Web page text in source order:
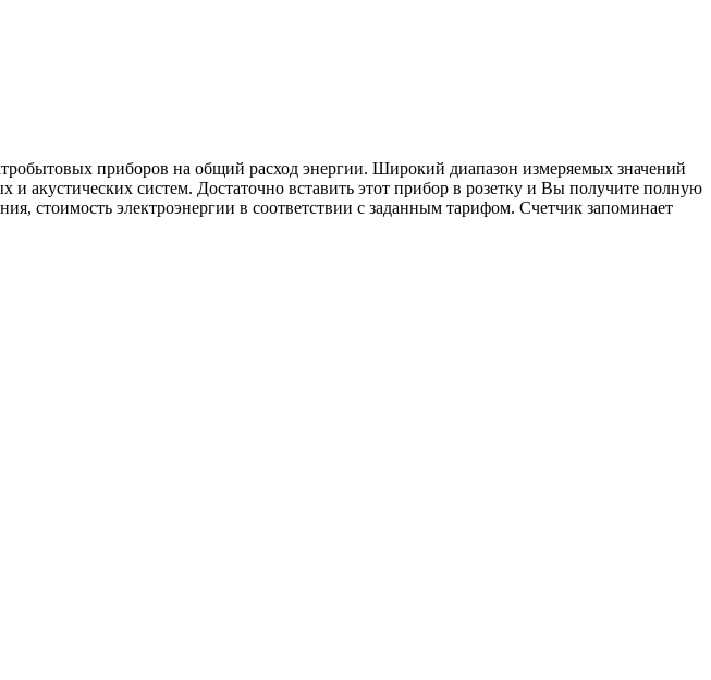
приборов на общий расход энергии. Широкий диапазон измеряемых значений
акустических систем. Достаточно вставить этот прибор в розетку и Вы получите полную
стоимость электроэнергии в соответствии с заданным тарифом. Счетчик запоминает